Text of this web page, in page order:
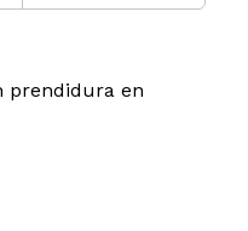
prendidura en